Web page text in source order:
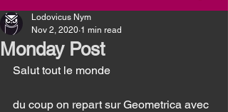
Monday Post
Lodovicus Nym
Nov 2, 2020 1 min read
Salut tout le monde
du coup on repart sur Geometrica avec